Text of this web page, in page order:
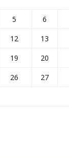
5 6
12 13
19 20
26 27